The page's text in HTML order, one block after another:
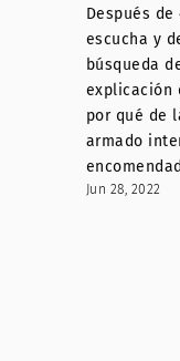
Después
escucha y
búsqueda
explicación
por qué de
armado
Jun 28, 2022